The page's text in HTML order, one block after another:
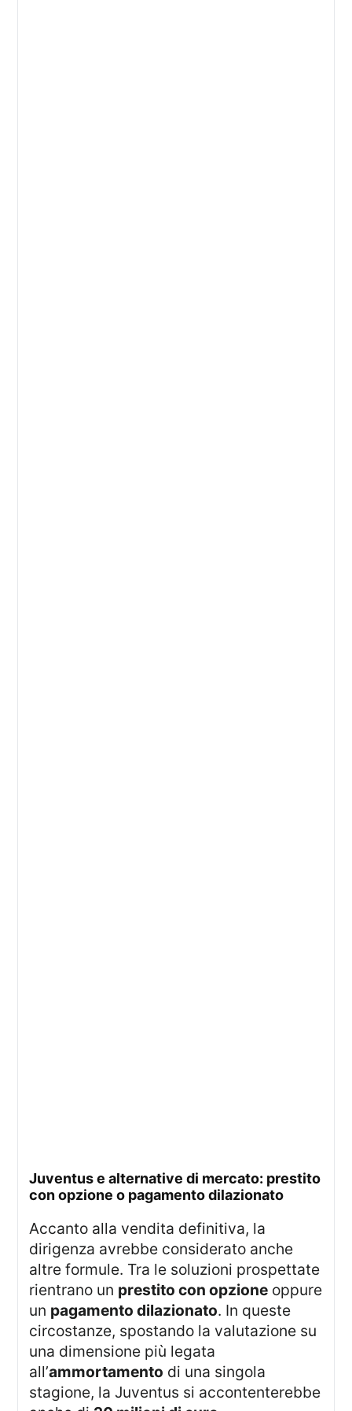
juventus e alternative di mercato: prestito
con opzione o pagamento dilazionato
Accanto alla vendita definitiva, la
dirigenza avrebbe considerato anche
altre formule. Tra le soluzioni prospettate
rientrano un prestito con opzione oppure
un pagamento dilazionato. In queste
circostanze, spostando la valutazione su
una dimensione più legata
all’ammortamento di una singola
stagione, la Juventus si accontenterebbe